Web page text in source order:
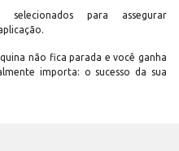
selecionados para assegurar
não fica parada e você ganha
importa: o sucesso da sua